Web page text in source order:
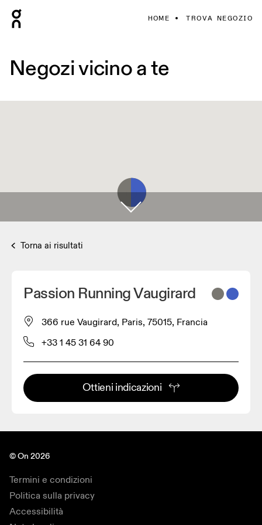
HOME TROVA NEGOZIO
Negozi vicino a te
Torna ai risultati
Passion Running Vaugirard
366 rue Vaugirard, Paris, 75015, Francia
+33 1 45 31 64 90
Ottieni indicazioni
© On 2026
Termini e condizioni
Politica sulla privacy
Accessibilità